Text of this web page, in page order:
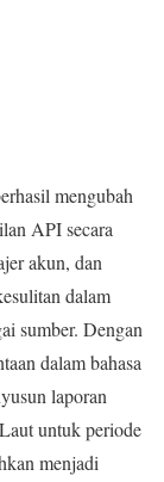
mengubah
API secara
akun, dan
dalam
sumber. Dengan
dalam bahasa
laporan
untuk periode
menjadi